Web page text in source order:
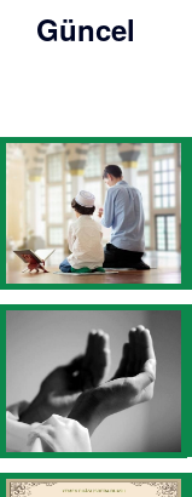
Güncel